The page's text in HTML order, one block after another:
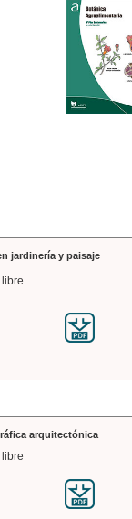
IVA
jardinería y paisaje
arquitectónica